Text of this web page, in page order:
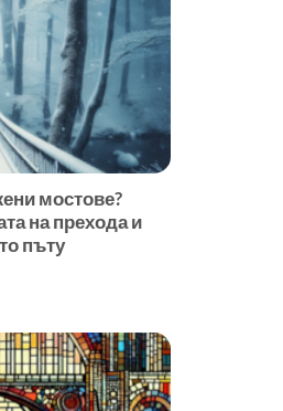
мостове?
на прехода и
пъту